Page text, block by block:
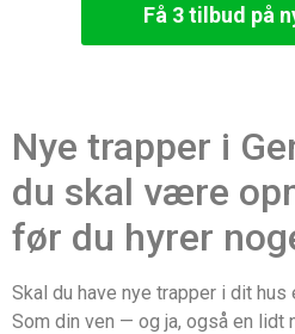
Få 3 tilbud på
Nye trapper i
du skal være
før du hyrer
Skal du have nye trapper i dit
Som din ven — og ja, også en